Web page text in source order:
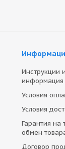
Инструкции
информация
Условия
Условия
Гарантия на
обмен
Договор